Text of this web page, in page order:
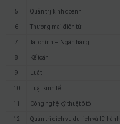
5 Quản trị kinh doanh
6 Thương mại điện tử
7 Tài chính – Ngân hàng
8 Kế toán
9 Luật
10 Luật kinh tế
11 Công nghệ kỹ thuật ô tô
12 Quản trị dịch vụ du lịch và lữ hành